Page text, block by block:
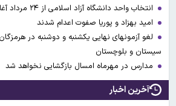
انتخاب واحد دانشگاه آزاد اسلامی از ۲۴ مرداد آغاز می شود
امید بهزاد و پوریا صفوت اعدام شدند
لغو آزمونهای نهایی یکشنبه و دوشنبه در
سیستان و بلوچستان
مدارس در مهرماه امسال بازگشایی نخواهد شد
آخرین اخبار